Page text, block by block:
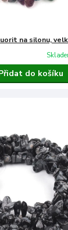
na silonu,
do košíku